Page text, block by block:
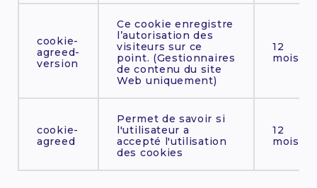
cookie-
agreed-
version
Ce cookie enregistre
l’autorisation des
visiteurs sur ce
point. (Gestionnaires
de contenu du site
Web uniquement)
12
mois
cookie-
agreed
Permet de savoir si
l'utilisateur a
accepté l'utilisation
des cookies
12
mois